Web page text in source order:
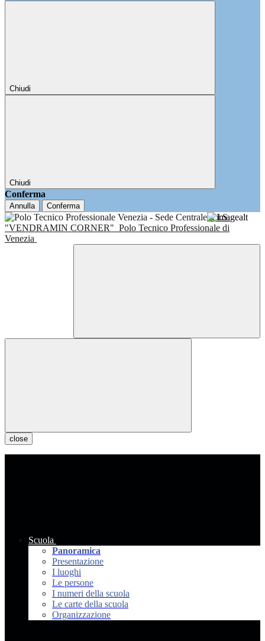
Chiudi
Chiudi
Conferma
Annulla Conferma
I.I.S.
"VENDRAMIN CORNER" Polo Tecnico Professionale di
Venezia
close
Scuola
Panoramica
Presentazione
I luoghi
Le persone
I numeri della scuola
Le carte della scuola
Organizzazione